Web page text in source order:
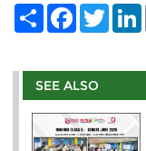
S
e
F
a
b
o
o
k
T
w
t
r
L
I
SEE ALSO